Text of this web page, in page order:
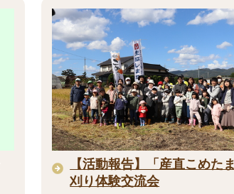
【活動報告】「産直こめた
刈り体験交流会